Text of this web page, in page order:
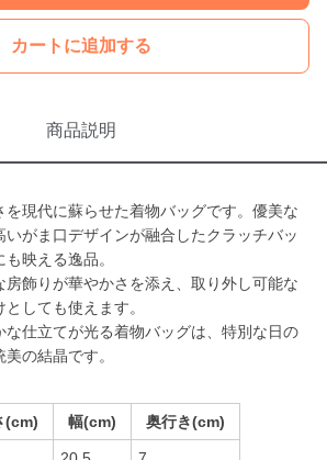
カートに追加する
商品説明
現代に蘇らせた着物バッグです。優美な
がま口デザインが融合したクラッチバッ
映える逸品。
飾りが華やかさを添え、取り外し可能な
しても使えます。
な仕立てが光る着物バッグは、特別な日の
の結晶です。
(cm) 幅(cm) 奥行き(cm)